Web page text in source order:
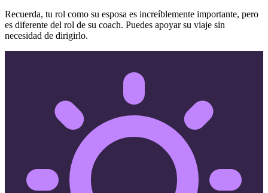
Recuerda, tu rol como su esposa es increíblemente importante, pero
es diferente del rol de su coach. Puedes apoyar su viaje sin
necesidad de dirigirlo.